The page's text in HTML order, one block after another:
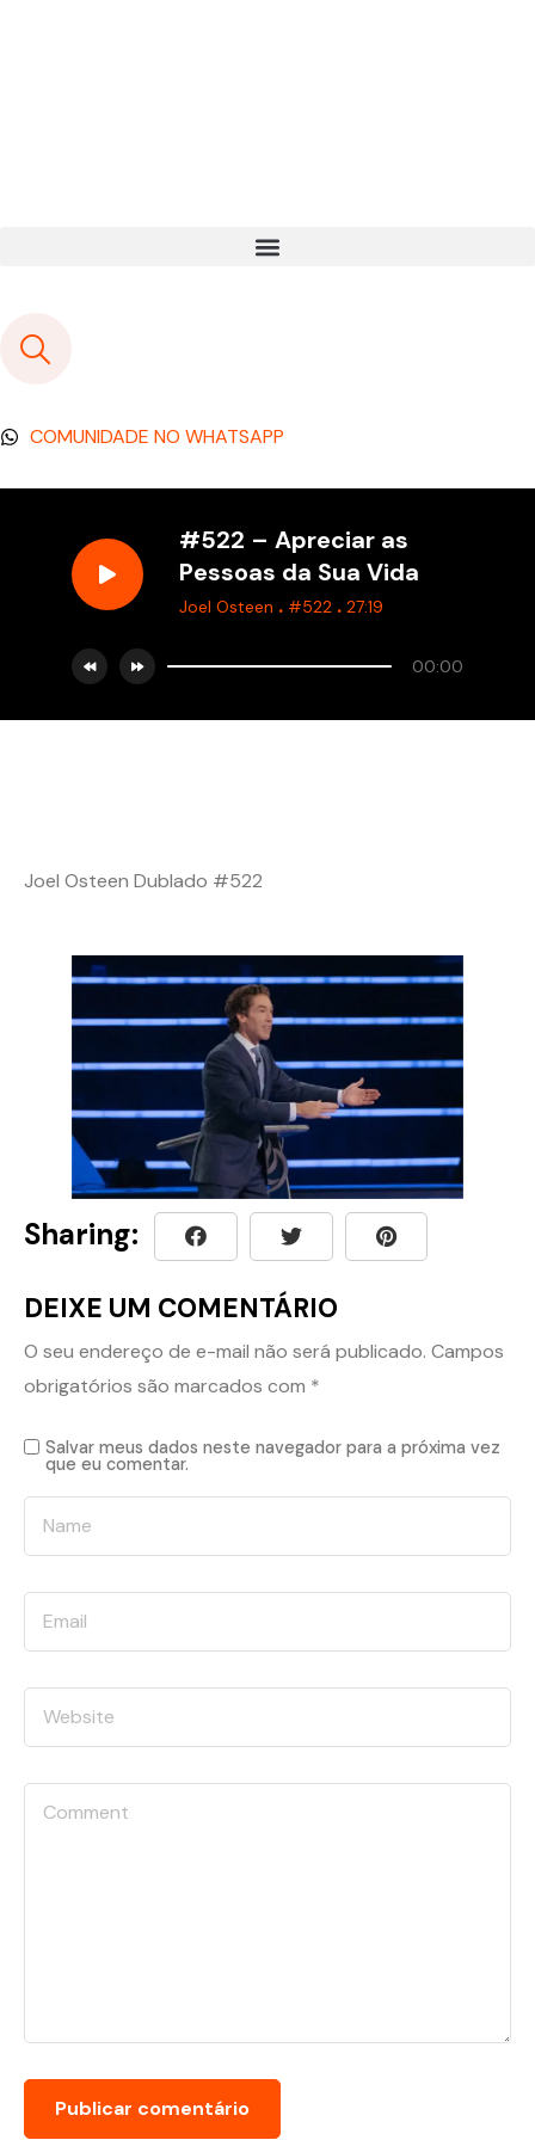
COMUNIDADE NO WHATSAPP
#522 – Apreciar as
Pessoas da Sua Vida
Joel Osteen . #522 . 27:19
00:00
Joel Osteen Dublado #522
Sharing:
DEIXE UM COMENTÁRIO
O seu endereço de e-mail não será publicado. Campos
obrigatórios são marcados com *
Salvar meus dados neste navegador para a próxima vez
que eu comentar.